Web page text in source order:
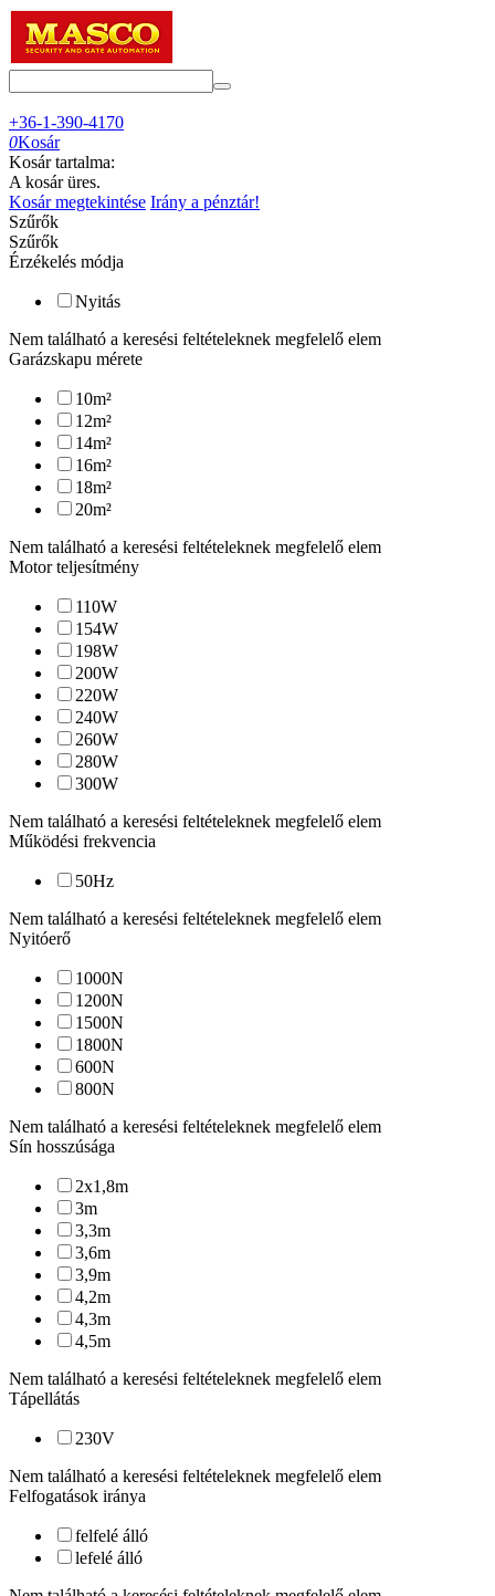
+36-1-390-4170
0Kosár
Kosár tartalma:
A kosár üres.
Kosár megtekintése Irány a pénztár!
Szűrők
Szűrők
Érzékelés módja
Nyitás
Nem található a keresési feltételeknek megfelelő elem
Garázskapu mérete
10m²
12m²
14m²
16m²
18m²
20m²
Nem található a keresési feltételeknek megfelelő elem
Motor teljesítmény
110W
154W
198W
200W
220W
240W
260W
280W
300W
Nem található a keresési feltételeknek megfelelő elem
Működési frekvencia
50Hz
Nem található a keresési feltételeknek megfelelő elem
Nyitóerő
1000N
1200N
1500N
1800N
600N
800N
Nem található a keresési feltételeknek megfelelő elem
Sín hosszúsága
2x1,8m
3m
3,3m
3,6m
3,9m
4,2m
4,3m
4,5m
Nem található a keresési feltételeknek megfelelő elem
Tápellátás
230V
Nem található a keresési feltételeknek megfelelő elem
Felfogatások iránya
felfelé álló
lefelé álló